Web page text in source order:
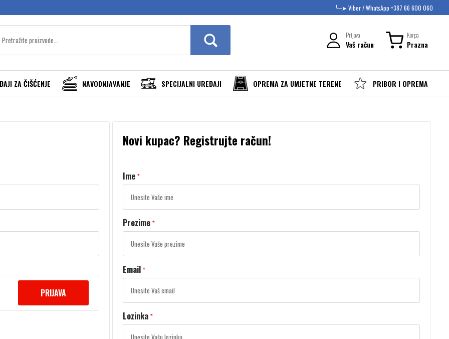
╰┈➤ Viber / WhatsApp +387 66 600 060
Prijava
Vaš račun
Korpa
Prazna
ZA ČIŠĆENJE NAVODNJAVANJE SPECIJALNI UREĐAJI OPREMA ZA UMJETNE TERENE PRIBOR I OPREMA
PRIJAVA
Novi kupac? Registrujte račun!
Ime*
Prezime*
Email*
Lozinka*